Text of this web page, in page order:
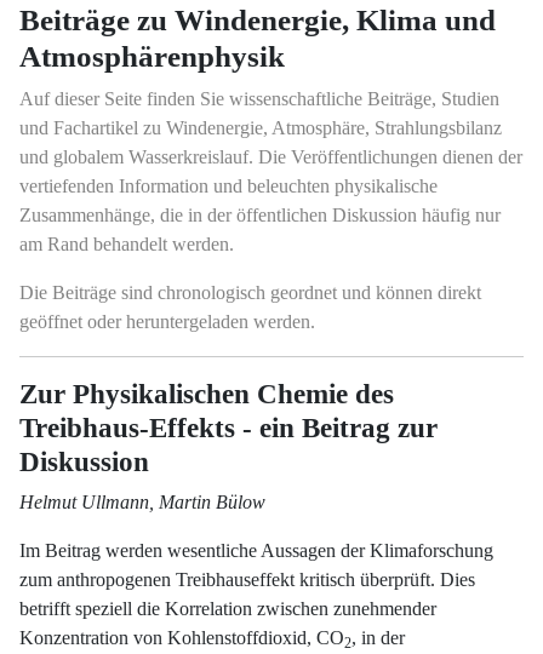
Beiträge zu Windenergie, Klima und
Atmosphärenphysik
Auf dieser Seite finden Sie wissenschaftliche Beiträge, Studien
und Fachartikel zu Windenergie, Atmosphäre, Strahlungsbilanz
und globalem Wasserkreislauf. Die Veröffentlichungen dienen der
vertiefenden Information und beleuchten physikalische
Zusammenhänge, die in der öffentlichen Diskussion häufig nur
am Rand behandelt werden.
Die Beiträge sind chronologisch geordnet und können direkt
geöffnet oder heruntergeladen werden.
Zur Physikalischen Chemie des
Treibhaus-Effekts - ein Beitrag zur
Diskussion
Helmut Ullmann, Martin Bülow
Im Beitrag werden wesentliche Aussagen der Klimaforschung
zum anthropogenen Treibhauseffekt kritisch überprüft. Dies
betrifft speziell die Korrelation zwischen zunehmender
Konzentration von Kohlenstoffdioxid, CO2, in der